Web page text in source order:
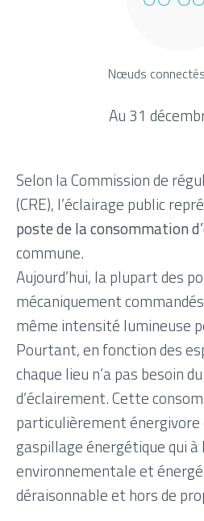
Nœuds
Au 31
Selon la Commission de
(CRE), l’éclairage public
poste de la consommation
commune.
Aujourd’hui, la plupart des
mécaniquement
même intensité lumineuse
Pourtant, en fonction des
chaque lieu n’a pas besoin
d’éclairement. Cette
particulièrement
gaspillage énergétique qui à
environnementale et
déraisonnable et hors de